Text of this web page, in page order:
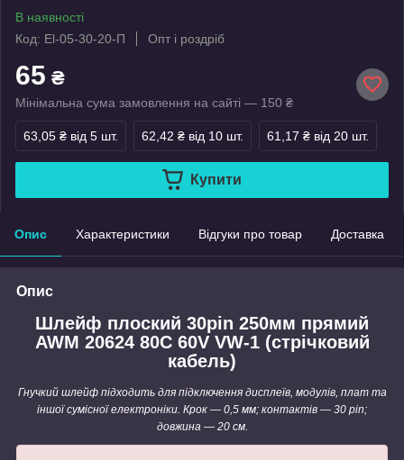
В наявності
Код: El-05-30-20-П
Опт і роздріб
65 ₴
Мінімальна сума замовлення на сайті — 150 ₴
63,05 ₴ від 5 шт. 62,42 ₴ від 10 шт. 61,17 ₴ від 20 шт.
Купити
Опис Характеристики Відгуки про товар Доставка
Опис
Шлейф плоский 30pin 250мм прямий
AWM 20624 80C 60V VW-1 (стрічковий
кабель)
Гнучкий шлейф підходить для підключення дисплеїв, модулів, плат та
іншої сумісної електроніки. Крок — 0,5 мм; контактів — 30 pin;
довжина — 20 см.